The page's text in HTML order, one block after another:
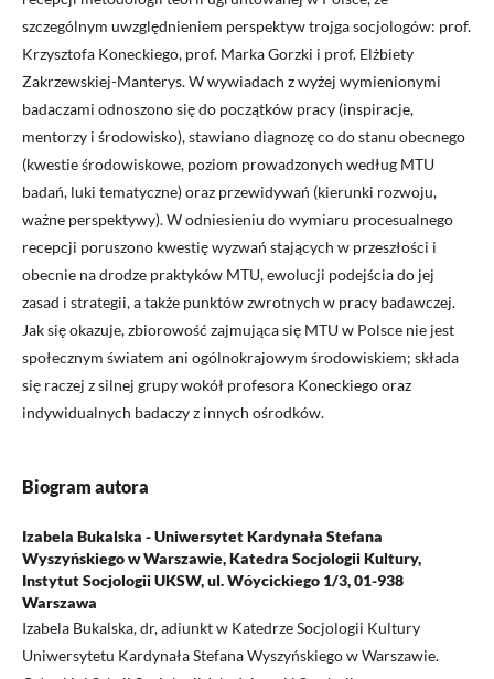
szczególnym uwzględnieniem perspektyw trojga socjologów: prof.
Krzysztofa Koneckiego, prof. Marka Gorzki i prof. Elżbiety
Zakrzewskiej-Manterys. W wywiadach z wyżej wymienionymi
badaczami odnoszono się do początków pracy (inspiracje,
mentorzy i środowisko), stawiano diagnozę co do stanu obecnego
(kwestie środowiskowe, poziom prowadzonych według MTU
badań, luki tematyczne) oraz przewidywań (kierunki rozwoju,
ważne perspektywy). W odniesieniu do wymiaru procesualnego
recepcji poruszono kwestię wyzwań stających w przeszłości i
obecnie na drodze praktyków MTU, ewolucji podejścia do jej
zasad i strategii, a także punktów zwrotnych w pracy badawczej.
Jak się okazuje, zbiorowość zajmująca się MTU w Polsce nie jest
społecznym światem ani ogólnokrajowym środowiskiem; składa
się raczej z silnej grupy wokół profesora Koneckiego oraz
indywidualnych badaczy z innych ośrodków.
Biogram autora
Izabela Bukalska - Uniwersytet Kardynała Stefana
Wyszyńskiego w Warszawie, Katedra Socjologii Kultury,
Instytut Socjologii UKSW, ul. Wóycickiego 1/3, 01-938
Warszawa
Izabela Bukalska, dr, adiunkt w Katedrze Socjologii Kultury
Uniwersytetu Kardynała Stefana Wyszyńskiego w Warszawie.